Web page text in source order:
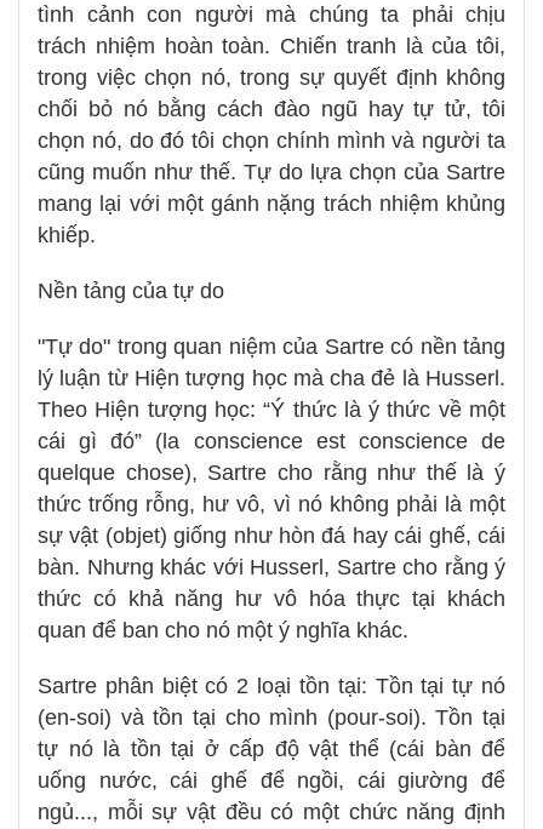
tình cảnh con người mà chúng ta phải chịu
trách nhiệm hoàn toàn. Chiến tranh là của tôi,
trong việc chọn nó, trong sự quyết định không
chối bỏ nó bằng cách đào ngũ hay tự tử, tôi
chọn nó, do đó tôi chọn chính mình và người ta
cũng muốn như thế. Tự do lựa chọn của Sartre
mang lại với một gánh nặng trách nhiệm khủng
khiếp.
Nền tảng của tự do
"Tự do" trong quan niệm của Sartre có nền tảng
lý luận từ Hiện tượng học mà cha đẻ là Husserl.
Theo Hiện tượng học: “Ý thức là ý thức về một
cái gì đó” (la conscience est conscience de
quelque chose), Sartre cho rằng như thế là ý
thức trống rỗng, hư vô, vì nó không phải là một
sự vật (objet) giống như hòn đá hay cái ghế, cái
bàn. Nhưng khác với Husserl, Sartre cho rằng ý
thức có khả năng hư vô hóa thực tại khách
quan để ban cho nó một ý nghĩa khác.
Sartre phân biệt có 2 loại tồn tại: Tồn tại tự nó
(en-soi) và tồn tại cho mình (pour-soi). Tồn tại
tự nó là tồn tại ở cấp độ vật thể (cái bàn để
uống nước, cái ghế để ngồi, cái giường để
ngủ..., mỗi sự vật đều có một chức năng định